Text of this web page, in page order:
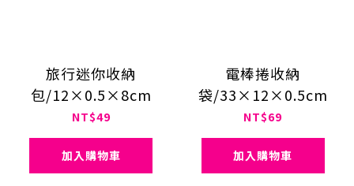
旅行迷你收納
包/12×0.5×8cm
NT$49
加入購物車
電棒捲收納
袋/33×12×0.5cm
NT$69
加入購物車